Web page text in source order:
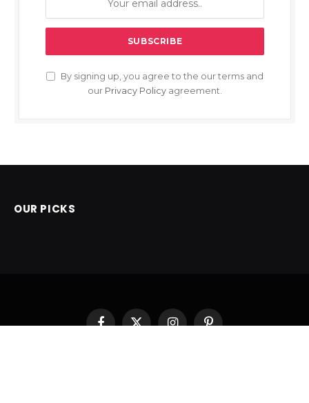
By signing up, you agree to the our terms and
our Privacy Policy agreement.
OUR PICKS
Facebook
X
InstagramPinterest